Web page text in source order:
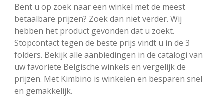
Bent u op zoek naar een winkel met de meest
betaalbare prijzen? Zoek dan niet verder. Wij
hebben het product gevonden dat u zoekt.
Stopcontact tegen de beste prijs vindt u in de 3
folders. Bekijk alle aanbiedingen in de catalogi van
uw favoriete Belgische winkels en vergelijk de
prijzen. Met Kimbino is winkelen en besparen snel
en gemakkelijk.